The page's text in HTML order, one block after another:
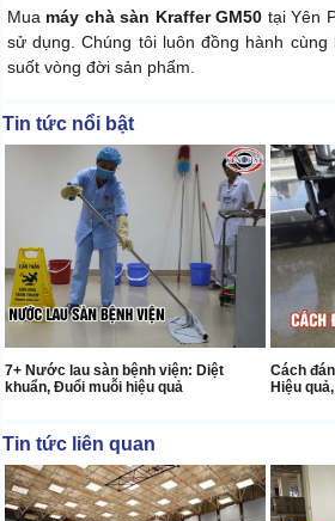
Mua máy chà sàn Kraffer GM50 tại Yên
sử dụng. Chúng tôi luôn đồng hành
suốt vòng đời sản phẩm.
Tin tức nổi bật
7+ Nước lau sàn bệnh viện: Diệt
khuẩn, Đuổi muỗi hiệu quả
Cách
Hiệu
Tin tức liên quan